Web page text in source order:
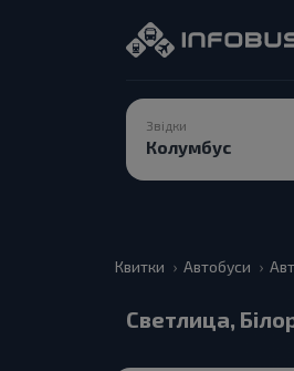
Звідки
Квитки Автобуси
Светлица,